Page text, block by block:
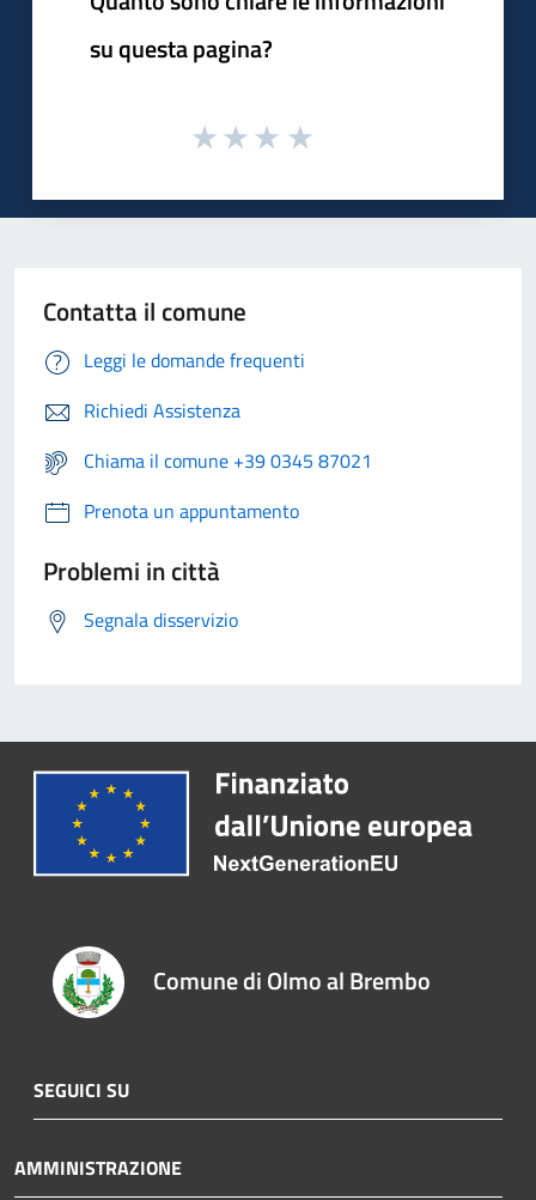
su questa pagina?
Contatta il comune
Leggi le domande frequenti
Richiedi Assistenza
Chiama il comune +39 0345 87021
Prenota un appuntamento
Problemi in città
Segnala disservizio
Comune di Olmo al Brembo
SEGUICI SU
AMMINISTRAZIONE